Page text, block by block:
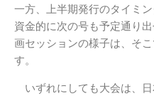
一方、上半期発行のタイミ
資金的に次の号も予定通り
画セッションの様子は、そ
す。
いずれにしても大会は、